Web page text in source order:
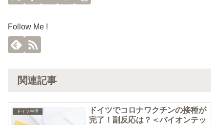
Follow Me !
関連記事
ドイツ生活
ドイツでコロナワクチンの接種が
完了！副反応は？＜バイオンテッ